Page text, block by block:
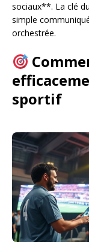
sociaux**. La clé
simple
orchestrée.
sportif